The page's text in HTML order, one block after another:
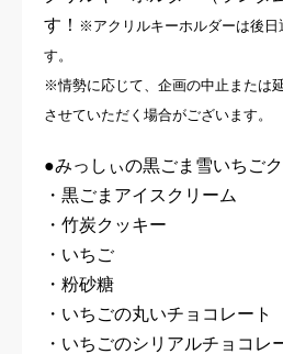
す！ ※アクリルキーホルダーは後日
す。
※情勢に応じて、企画の中止または
させていただく場合がございます。
●みっしぃの黒ごま雪いちご
・黒ごまアイスクリーム
・竹炭クッキー
・いちご
・粉砂糖
・いちごの丸いチョコレート
・いちごのシリアルチョコレ